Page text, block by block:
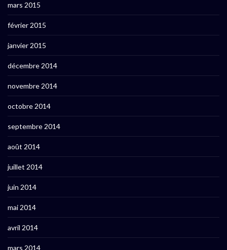
mars 2015
février 2015
janvier 2015
décembre 2014
novembre 2014
octobre 2014
septembre 2014
août 2014
juillet 2014
juin 2014
mai 2014
avril 2014
mars 2014